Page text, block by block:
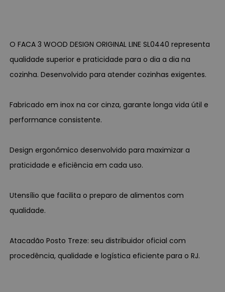
O FACA 3 WOOD DESIGN ORIGINAL LINE SL0440 representa
qualidade superior e praticidade para o dia a dia na
cozinha. Desenvolvido para atender cozinhas exigentes.
Fabricado em inox na cor cinza, garante longa vida útil e
performance consistente.
Design ergonômico desenvolvido para maximizar a
praticidade e eficiência em cada uso.
Utensílio que facilita o preparo de alimentos com
qualidade.
Atacadão Posto Treze: seu distribuidor oficial com
procedência, qualidade e logística eficiente para o RJ.